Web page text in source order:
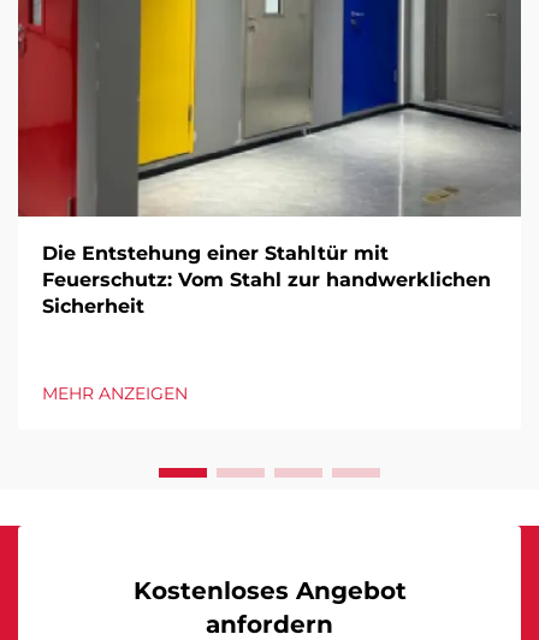
Die Entstehung einer Stahltür mit
Feuerschutz: Vom Stahl zur handwerklichen
Sicherheit
MEHR ANZEIGEN
Kostenloses Angebot
anfordern